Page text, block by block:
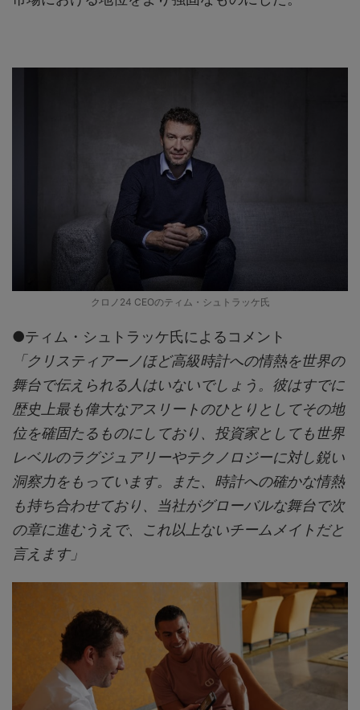
クロノ24 CEOのティム・シュトラッケ氏
●ティム・シュトラッケ氏によるコメント
「クリスティアーノほど高級時計への情熱を世界の
舞台で伝えられる人はいないでしょう。彼はすでに
歴史上最も偉大なアスリートのひとりとしてその地
位を確固たるものにしており、投資家としても世界
レベルのラグジュアリーやテクノロジーに対し鋭い
洞察力をもっています。また、時計への確かな情熱
も持ち合わせており、当社がグローバルな舞台で次
の章に進むうえで、これ以上ないチームメイトだと
言えます」